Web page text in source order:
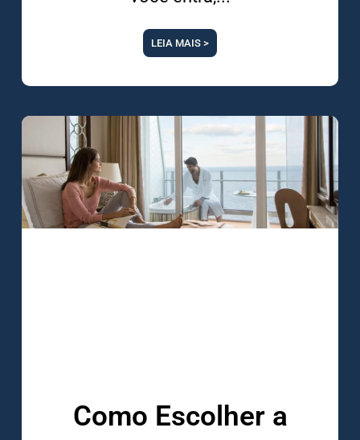
LEIA MAIS >
Como Escolher a